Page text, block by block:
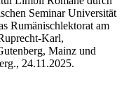
Seminar Universität
Rumänischlektorat am
Karl,
Mainz und
24.11.2025.